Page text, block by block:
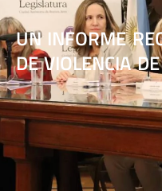
UN INFORME
DE VIOLENCIA